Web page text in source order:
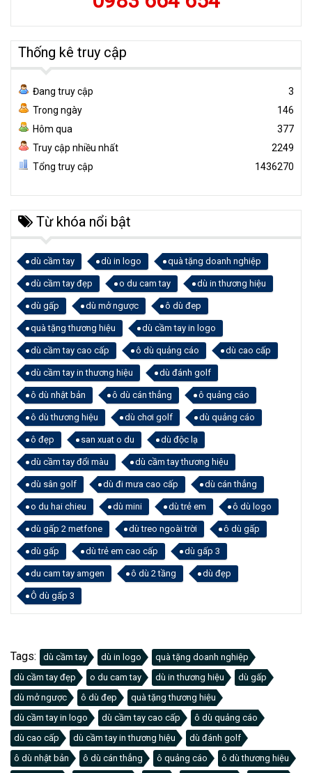
Thống kê truy cập
Đang truy cập
3
Trong ngày
146
Hôm qua
377
Truy cập nhiều nhất
2249
Tổng truy cập
1436270
Từ khóa nổi bật
dù cầm tay dù in logo quà tặng doanh nghiệp
dù cầm tay đẹp o du cam tay dù in thương hiệu
dù gấp dù mở ngược ô dù đep
quà tặng thương hiệu dù cầm tay in logo
dù cầm tay cao cấp ô dù quảng cáo dù cao cấp
dù cầm tay in thương hiệu dù đánh golf
ô dù nhật bản ô dù cán thẳng ô quảng cáo
ô dù thương hiệu dù chơi golf dù quảng cáo
ô đẹp san xuat o du dù độc lạ
dù cầm tay đổi màu dù cầm tay thương hiệu
dù sân golf dù đi mưa cao cấp dù cán thẳng
o du hai chieu dù mini dù trẻ em ô dù logo
dù gấp 2 metfone dù treo ngoài trời ô dù gấp
dù gấp dù trẻ em cao cấp dù gấp 3
du cam tay amgen ô dù 2 tầng dù đẹp
Ô dù gấp 3
Tags: dù cầm tay dù in logo
quà tặng doanh nghiệp
dù cầm tay đẹp
o du cam tay dù in thương hiệu
dù gấp
dù mở ngược
ô dù đep
quà tặng thương hiệu
dù cầm tay in logo
dù cầm tay cao cấp
ô dù quảng cáo
dù cao cấp
dù cầm tay in thương hiệu
dù đánh golf
ô dù nhật bản
ô dù cán thẳng ô quảng cáo
ô dù thương hiệu